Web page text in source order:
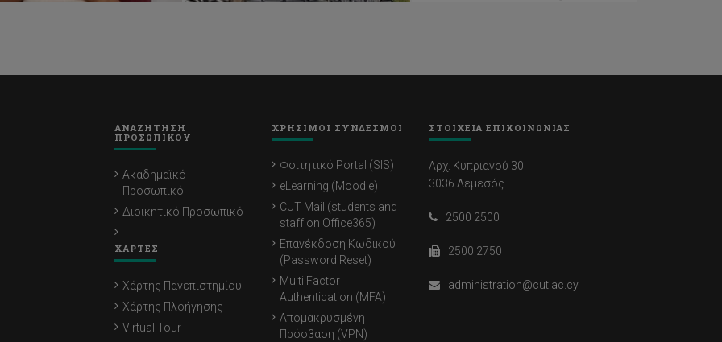
ΑΝΑΖΗΤΗΣΗ
ΠΡΟΣΩΠΙΚΟΥ
Ακαδημαϊκό
Προσωπικό
Διοικητικό Προσωπικό
ΧΑΡΤΕΣ
Χάρτης Πανεπιστημίου
Χάρτης Πλοήγησης
Virtual Tour
ΧΡΗΣΙΜΟΙ ΣΥΝΔΕΣΜΟΙ
Φοιτητικό Portal (SIS)
eLearning (Moodle)
CUT Mail (students and
staff on Office365)
Επανέκδοση Κωδικού
(Password Reset)
Multi Factor
Authentication (MFA)
Απομακρυσμένη
Πρόσβαση (VPN)
ΣΤΟΙΧΕΙΑ ΕΠΙΚΟΙΝΩΝΙΑΣ
Αρχ. Κυπριανού 30
3036 Λεμεσός
2500 2500
2500 2750
administration@cut.ac.cy